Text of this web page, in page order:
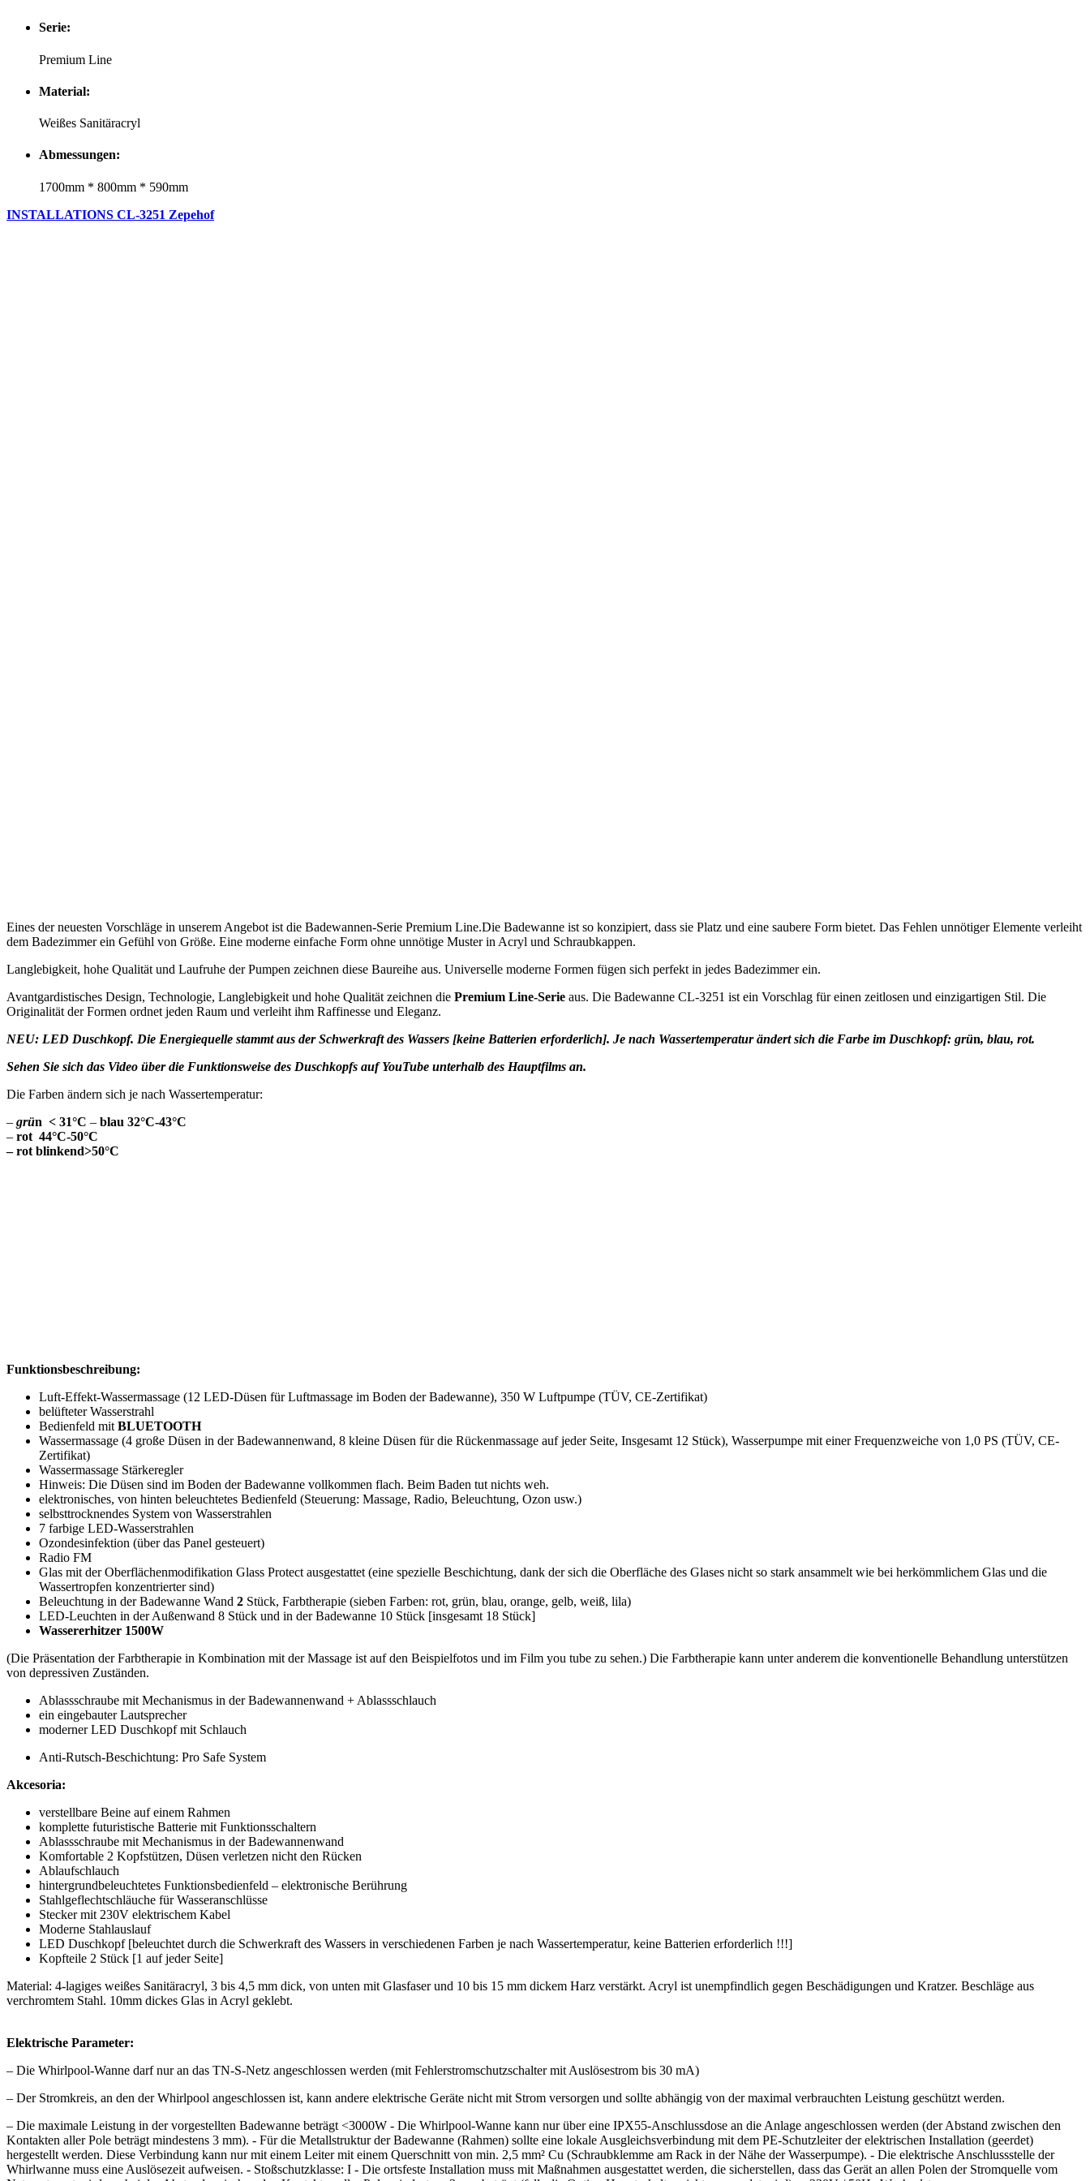
Serie:
Premium Line
Material:
Weißes Sanitäracryl
Abmessungen:
1700mm * 800mm * 590mm
INSTALLATIONS CL-3251 Zepehof
Eines der neuesten Vorschläge in unserem Angebot ist die Badewannen-Serie Premium Line.Die Badewanne ist so konzipiert, dass sie Platz und eine saubere Form bietet. Das Fehlen unnötiger Elemente verleiht
dem Badezimmer ein Gefühl von Größe. Eine moderne einfache Form ohne unnötige Muster in Acryl und Schraubkappen.
Langlebigkeit, hohe Qualität und Laufruhe der Pumpen zeichnen diese Baureihe aus. Universelle moderne Formen fügen sich perfekt in jedes Badezimmer ein.
Avantgardistisches Design, Technologie, Langlebigkeit und hohe Qualität zeichnen die Premium Line-Serie aus. Die Badewanne CL-3251 ist ein Vorschlag für einen zeitlosen und einzigartigen Stil. Die
Originalität der Formen ordnet jeden Raum und verleiht ihm Raffinesse und Eleganz.
NEU: LED Duschkopf. Die Energiequelle stammt aus der Schwerkraft des Wassers [keine Batterien erforderlich]. Je nach Wassertemperatur ändert sich die Farbe im Duschkopf: grün, blau, rot.
Sehen Sie sich das Video über die Funktionsweise des Duschkopfs auf YouTube unterhalb des Hauptfilms an.
Die Farben ändern sich je nach Wassertemperatur:
– grün < 31°C – blau 32°C-43°C
– rot 44°C-50°C
–rot blinkend>50°C
Funktionsbeschreibung:
Luft-Effekt-Wassermassage (12 LED-Düsen für Luftmassage im Boden der Badewanne), 350 W Luftpumpe (TÜV, CE-Zertifikat)
belüfteter Wasserstrahl
Bedienfeld mit BLUETOOTH
Wassermassage (4 große Düsen in der Badewannenwand, 8 kleine Düsen für die Rückenmassage auf jeder Seite, Insgesamt 12 Stück), Wasserpumpe mit einer Frequenzweiche von 1,0 PS (TÜV, CE-
Zertifikat)
Wassermassage Stärkeregler
Hinweis: Die Düsen sind im Boden der Badewanne vollkommen flach. Beim Baden tut nichts weh.
elektronisches, von hinten beleuchtetes Bedienfeld (Steuerung: Massage, Radio, Beleuchtung, Ozon usw.)
selbsttrocknendes System von Wasserstrahlen
7 farbige LED-Wasserstrahlen
Ozondesinfektion (über das Panel gesteuert)
Radio FM
Glas mit der Oberflächenmodifikation Glass Protect ausgestattet (eine spezielle Beschichtung, dank der sich die Oberfläche des Glases nicht so stark ansammelt wie bei herkömmlichem Glas und die
Wassertropfen konzentrierter sind)
Beleuchtung in der Badewanne Wand 2 Stück, Farbtherapie (sieben Farben: rot, grün, blau, orange, gelb, weiß, lila)
LED-Leuchten in der Außenwand 8 Stück und in der Badewanne 10 Stück [insgesamt 18 Stück]
Wassererhitzer 1500W
(Die Präsentation der Farbtherapie in Kombination mit der Massage ist auf den Beispielfotos und im Film you tube zu sehen.) Die Farbtherapie kann unter anderem die konventionelle Behandlung unterstützen
von depressiven Zuständen.
Ablassschraube mit Mechanismus in der Badewannenwand + Ablassschlauch
ein eingebauter Lautsprecher
moderner LED Duschkopf mit Schlauch
Anti-Rutsch-Beschichtung: Pro Safe System
Akcesoria:
verstellbare Beine auf einem Rahmen
komplette futuristische Batterie mit Funktionsschaltern
Ablassschraube mit Mechanismus in der Badewannenwand
Komfortable 2 Kopfstützen, Düsen verletzen nicht den Rücken
Ablaufschlauch
hintergrundbeleuchtetes Funktionsbedienfeld – elektronische Berührung
Stahlgeflechtschläuche für Wasseranschlüsse
Stecker mit 230V elektrischem Kabel
Moderne Stahlauslauf
LED Duschkopf [beleuchtet durch die Schwerkraft des Wassers in verschiedenen Farben je nach Wassertemperatur, keine Batterien erforderlich !!!]
Kopfteile 2 Stück [1 auf jeder Seite]
Material: 4-lagiges weißes Sanitäracryl, 3 bis 4,5 mm dick, von unten mit Glasfaser und 10 bis 15 mm dickem Harz verstärkt. Acryl ist unempfindlich gegen Beschädigungen und Kratzer. Beschläge aus
verchromtem Stahl. 10mm dickes Glas in Acryl geklebt.
Elektrische Parameter:
– Die Whirlpool-Wanne darf nur an das TN-S-Netz angeschlossen werden (mit Fehlerstromschutzschalter mit Auslösestrom bis 30 mA)
– Der Stromkreis, an den der Whirlpool angeschlossen ist, kann andere elektrische Geräte nicht mit Strom versorgen und sollte abhängig von der maximal verbrauchten Leistung geschützt werden.
– Die maximale Leistung in der vorgestellten Badewanne beträgt <3000W - Die Whirlpool-Wanne kann nur über eine IPX55-Anschlussdose an die Anlage angeschlossen werden (der Abstand zwischen den
Kontakten aller Pole beträgt mindestens 3 mm). - Für die Metallstruktur der Badewanne (Rahmen) sollte eine lokale Ausgleichsverbindung mit dem PE-Schutzleiter der elektrischen Installation (geerdet)
hergestellt werden. Diese Verbindung kann nur mit einem Leiter mit einem Querschnitt von min. 2,5 mm² Cu (Schraubklemme am Rack in der Nähe der Wasserpumpe). - Die elektrische Anschlussstelle der
Whirlwanne muss eine Auslösezeit aufweisen. - Stoßschutzklasse: I - Die ortsfeste Installation muss mit Maßnahmen ausgestattet werden, die sicherstellen, dass das Gerät an allen Polen der Stromquelle vom